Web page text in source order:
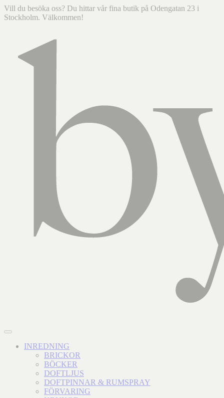
Vill du besöka oss? Du hittar vår fina butik på Odengatan 23 i
Stockholm. Välkommen!
INREDNING
BRICKOR
BÖCKER
DOFTLJUS
DOFTPINNAR & RUMSPRAY
FÖRVARING